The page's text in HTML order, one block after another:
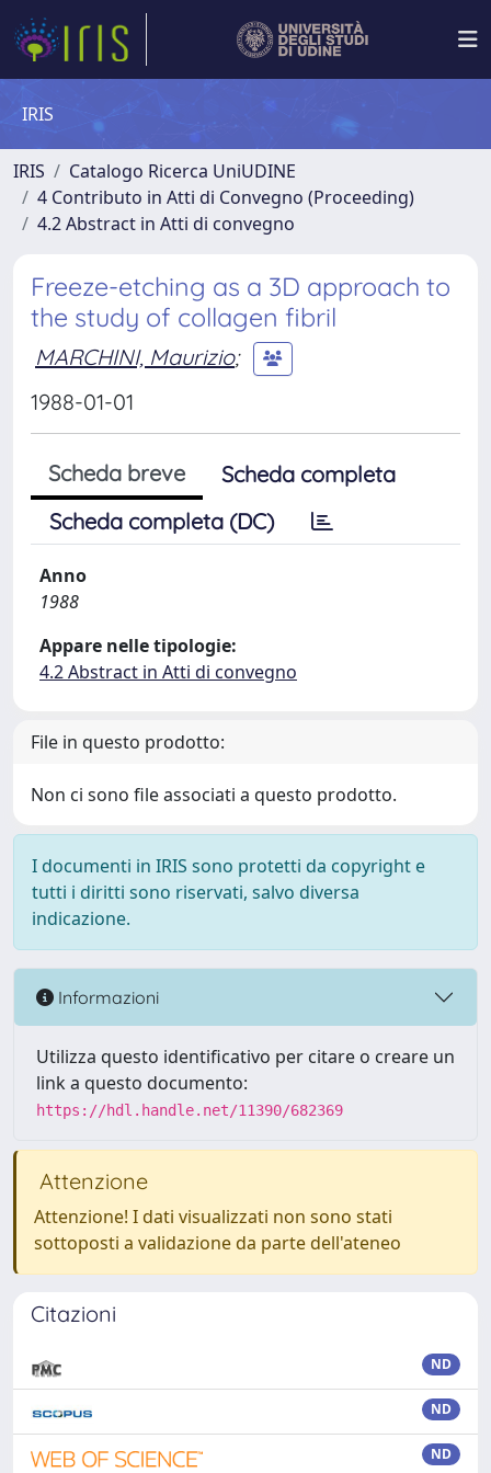
IRIS
IRIS
Catalogo Ricerca UniUDINE
4 Contributo in Atti di Convegno (Proceeding)
4.2 Abstract in Atti di convegno
Freeze-etching as a 3D approach to
the study of collagen fibril
MARCHINI, Maurizio;
1988-01-01
Scheda breve
Scheda completa
Scheda completa (DC)
Anno
1988
Appare nelle tipologie:
4.2 Abstract in Atti di convegno
File in questo prodotto:
Non ci sono file associati a questo prodotto.
I documenti in IRIS sono protetti da copyright e
tutti i diritti sono riservati, salvo diversa
indicazione.
Informazioni
Utilizza questo identificativo per citare o creare un
link a questo documento:
https://hdl.handle.net/11390/682369
Attenzione
Attenzione! I dati visualizzati non sono stati
sottoposti a validazione da parte dell'ateneo
Citazioni
ND
ND
ND